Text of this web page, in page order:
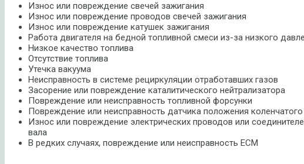
Износ или повреждение свечей зажигания
Износ или повреждение проводов свечей зажигания
Износ или повреждение катушек зажигания
Работа двигателя на бедной топливной смеси из-за низкого
Низкое качество топлива
Отсутствие топлива
Утечка вакуума
Неисправность в системе рециркуляции отработавших газов
Засорение или повреждение каталитического нейтрализатора
Повреждение или неисправность топливной форсунки
Повреждение или неисправность датчика положения
Износ или повреждение электрических проводов или
вала
В редких случаях, повреждение или неисправность ECM